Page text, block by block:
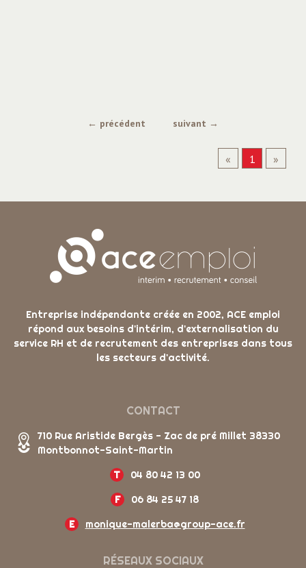
← précédent suivant →
« 1 »
Entreprise indépendante créée en 2002, ACE emploi
répond aux besoins d'intérim, d'externalisation du
service RH et de recrutement des entreprises dans tous
les secteurs d'activité.
CONTACT
710 Rue Aristide Bergès - Zac de pré Millet 38330
Montbonnot-Saint-Martin
T
04 80 42 13 00
F
06 84 25 47 18
E
monique-malerba@group-ace.fr
RÉSEAUX SOCIAUX